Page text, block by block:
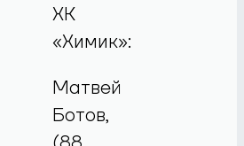
ХК
«Химик»:
Матвей
Ботов,